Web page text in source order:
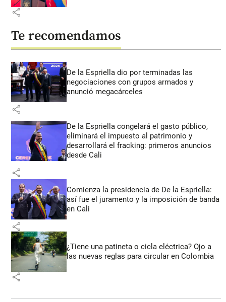
share
Te recomendamos
De la Espriella dio por terminadas las
negociaciones con grupos armados y
anunció megacárceles
share
De la Espriella congelará el gasto público,
eliminará el impuesto al patrimonio y
desarrollará el fracking: primeros anuncios
desde Cali
share
Comienza la presidencia de De la Espriella:
así fue el juramento y la imposición de banda
en Cali
share
¿Tiene una patineta o cicla eléctrica? Ojo a
las nuevas reglas para circular en Colombia
share